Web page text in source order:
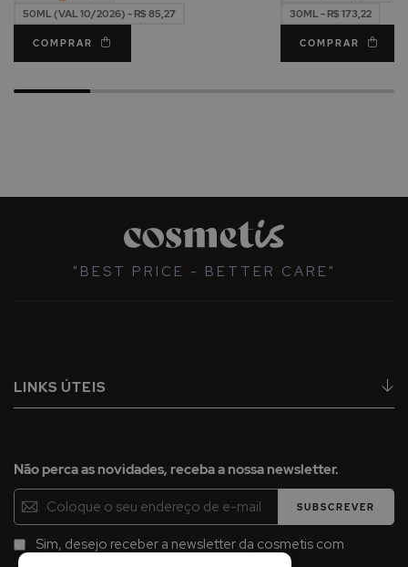
50ML (VAL 10/2026) - R$ 85,27
COMPRAR
30ML - R$ 173,22
COMPRAR
"BEST PRICE - BETTER CARE"
LINKS ÚTEIS
Não perca as novidades, receba a nossa newsletter.
Inscreva-
se
na
Newsletter:
SUBSCREVER
Sim, desejo receber a newsletter da cosmetis com